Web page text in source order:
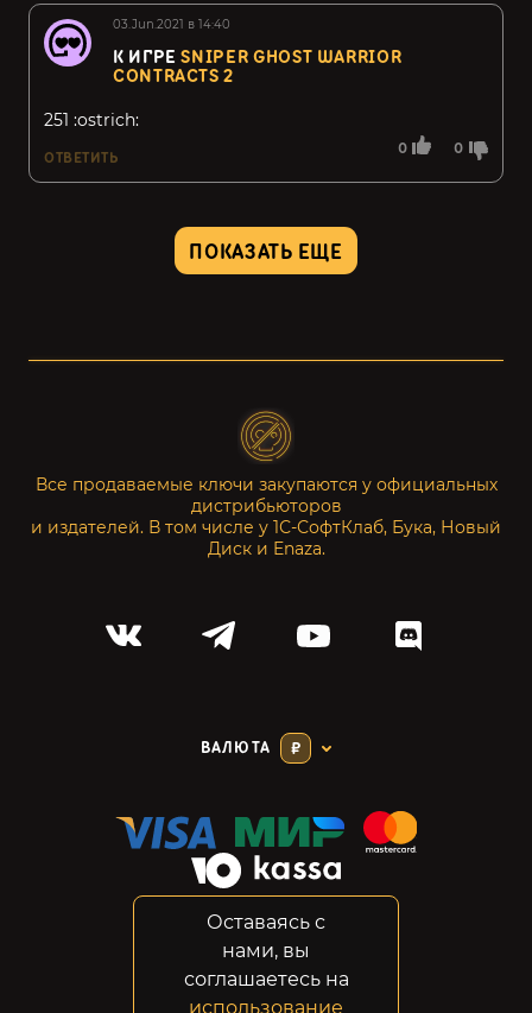
03.Jun.2021 в 14:40
К ИГРЕSNIPER GHOST WARRIOR
CONTRACTS 2
0 0
251 :ostrich:
ОТВЕТИТЬ
ПОКАЗАТЬ ЕЩЕ
Все продаваемые ключи закупаются у официальных
дистрибьюторов
и издателей. В том числе у 1С-СофтКлаб, Бука, Новый
Диск и Enaza.
ВАЛЮТА ₽
Конфиденциальность
Возвраты
Правовая информация
Оставаясь с
нами, вы
соглашаетесь на
использование